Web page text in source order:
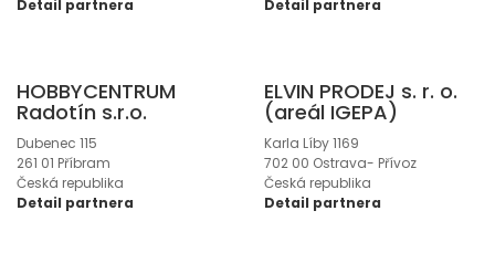
Detail partnera
Detail partnera
HOBBYCENTRUM
Radotín s.r.o.
Dubenec 115
261 01 Příbram
Česká republika
Detail partnera
ELVIN PRODEJ s. r. o.
(areál IGEPA)
Karla Líby 1169
702 00 Ostrava- Přívoz
Česká republika
Detail partnera